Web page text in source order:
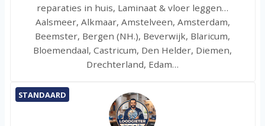
reparaties in huis, Laminaat & vloer leggen…
Aalsmeer, Alkmaar, Amstelveen, Amsterdam,
Beemster, Bergen (NH.), Beverwijk, Blaricum,
Bloemendaal, Castricum, Den Helder, Diemen,
Drechterland, Edam…
STANDAARD